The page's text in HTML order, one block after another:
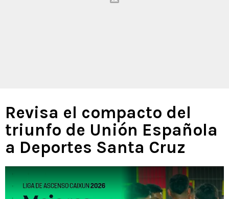
Revisa el compacto del
triunfo de Unión Española
a Deportes Santa Cruz